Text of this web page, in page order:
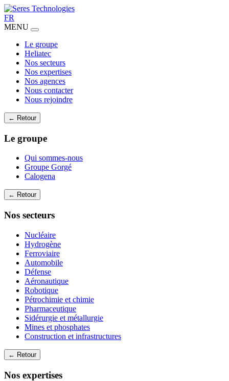
FR
MENU
Le groupe
Heliatec
Nos secteurs
Nos expertises
Nos agences
Nous contacter
Nous rejoindre
← Retour
Le groupe
Qui sommes-nous
Groupe Gorgé
Calogena
← Retour
Nos secteurs
Nucléaire
Hydrogène
Ferroviaire
Automobile
Défense
Aéronautique
Robotique
Pétrochimie et chimie
Pharmaceutique
Sidérurgie et métallurgie
Mines et phosphates
Construction et infrastructures
← Retour
Nos expertises